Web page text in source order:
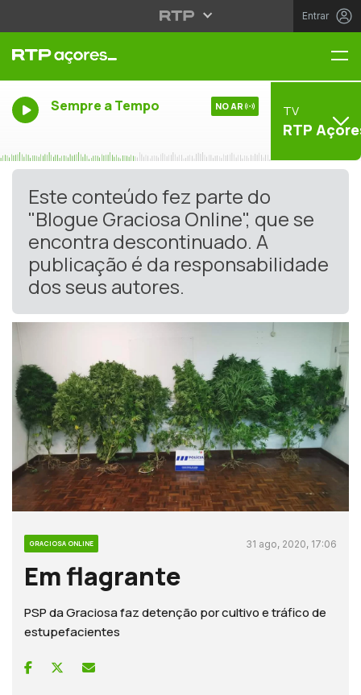
Entrar
Sempre a Tempo NO AR TV
RTP
Este conteúdo fez parte do
"Blogue Graciosa Online", que se
encontra descontinuado. A
publicação é da responsabilidade
dos seus autores.
GRACIOSA ONLINE 31 ago, 2020, 17:06
Em flagrante
PSP da Graciosa faz detenção por cultivo e tráfico de
estupefacientes